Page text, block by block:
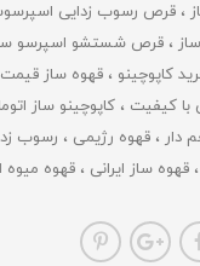
قرص رسوب زدایی
قرص شستشو اسپرسو
کاپوچینو
قهوه ساز
با کیفیت
کاپوچینو ساز
دار قهوه رژیمی
رسوب
قهوه ساز ایرانی قهوه میوه